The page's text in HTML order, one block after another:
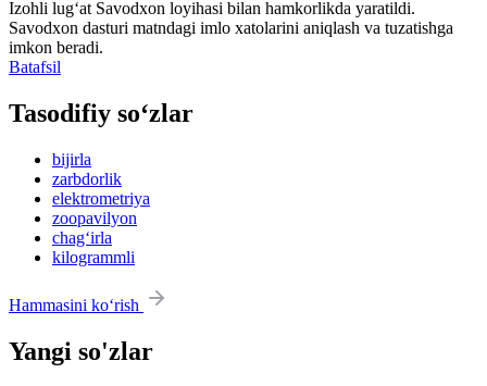
Izohli lugʻat Savodxon loyihasi bilan hamkorlikda yaratildi.
Savodxon dasturi matndagi imlo xatolarini aniqlash va tuzatishga
imkon beradi.
Batafsil
Tasodifiy so‘zlar
bijirla
zarbdorlik
elektrometriya
zoopavilyon
chag‘irla
kilogrammli
Hammasini ko‘rish
Yangi so'zlar